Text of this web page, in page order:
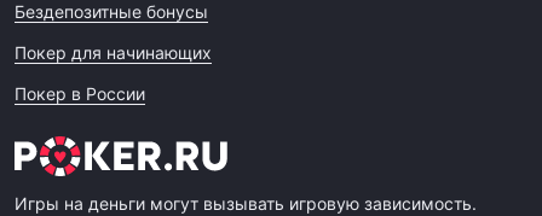
Бездепозитные бонусы
Покер для начинающих
Покер в России
Игры на деньги могут вызывать игровую зависимость.